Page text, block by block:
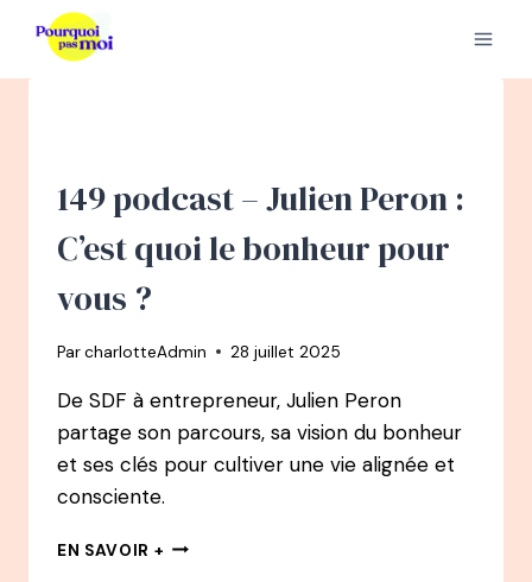
contenu
149 podcast – Julien Peron :
C’est quoi le bonheur pour
vous ?
ParcharlotteAdmin 28 juillet 2025
De SDF à entrepreneur, Julien Peron
partage son parcours, sa vision du bonheur
et ses clés pour cultiver une vie alignée et
consciente.
EN SAVOIR + 149